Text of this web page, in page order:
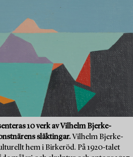
10 verk av Vilhelm Bjerke-
släktingar. Vilhelm Bjerke-
hem i Birkeröd. På 1920-talet